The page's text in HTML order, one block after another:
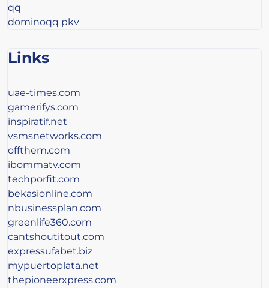
qq
dominoqq pkv
Links
uae-times.com
gamerifys.com
inspiratif.net
vsmsnetworks.com
offthem.com
ibommatv.com
techporfit.com
bekasionline.com
nbusinessplan.com
greenlife360.com
cantshoutitout.com
expressufabet.biz
mypuertoplata.net
thepioneerxpress.com